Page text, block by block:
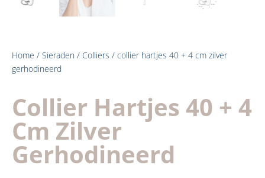
Home / Sieraden / Colliers / collier hartjes 40 + 4 cm zilver
gerhodineerd
Collier Hartjes 40 + 4
Cm Zilver
Gerhodineerd